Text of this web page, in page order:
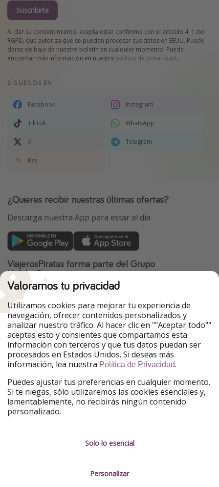
Suscribirte
Al dar su consentimiento, acepta estar conforme con el artículo 4. 1.del
RGPD, que autoriza que se puedan procesar sus datos en EEUU. Puede
darse de baja de nuestro boletín en cualquier momento. Puede
encontrar más información en nuestra política de privacidad.
SÍGUENOS EN
Facebook Instagram
TikTok WhatsApp
X Telegram
Rss
¿Quieres recibir nuestras últimas ofertas?
Descarga nuestra App para estar al día
ViajerosPiratas forma parte del Grupo
HolidayPirates
Nuestros mercados
PiratinViaggio
HolidayPirates
VakantiePiraten
WakacyjniPiraci
VoyagesPirates
Ferienpiraten
Urlaubspiraten
Urlaubspiraten
TravelPirates
Nuestro grupo
HolidayPirates Group
Conócenos mejor
Sobre ViajerosPiratas
Información legal
Gestionar servicios
Valoramos tu privacidad
Utilizamos cookies para mejorar tu experiencia de
navegación, ofrecer contenidos personalizados y
analizar nuestro tráfico. Al hacer clic en ""Aceptar todo""
aceptas esto y consientes que compartamos esta
información con terceros y que tus datos puedan ser
procesados en Estados Unidos. Si deseas más
información, lea nuestra Política de Privacidad.
Puedes ajustar tus preferencias en cualquier momento.
Si te niegas, sólo utilizaremos las cookies esenciales y,
lamentablemente, no recibirás ningún contenido
personalizado.
Solo lo esencial
Personalizar